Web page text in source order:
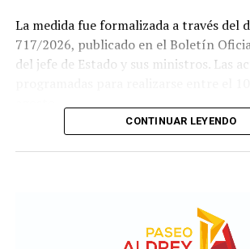
Si se concreta, la visita del Sumo
fútbol argentino.
El Papa llegará a la Argentina en
así la primera visita de un Pontífice a la
La medida fue formalizada a través del
717/2026, publicado en el Boletín
del jefe de Estado y sus ministros. Las
Según los considerandos del decreto, el
estandarizar y simplificar los procesos
entre ambas armadas.
CONTINUAR LEYENDO